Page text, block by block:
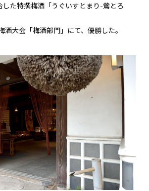
た特撰梅酒「うぐいすとまり-鶯とろ
酒大会「梅酒部門」にて、優勝した。